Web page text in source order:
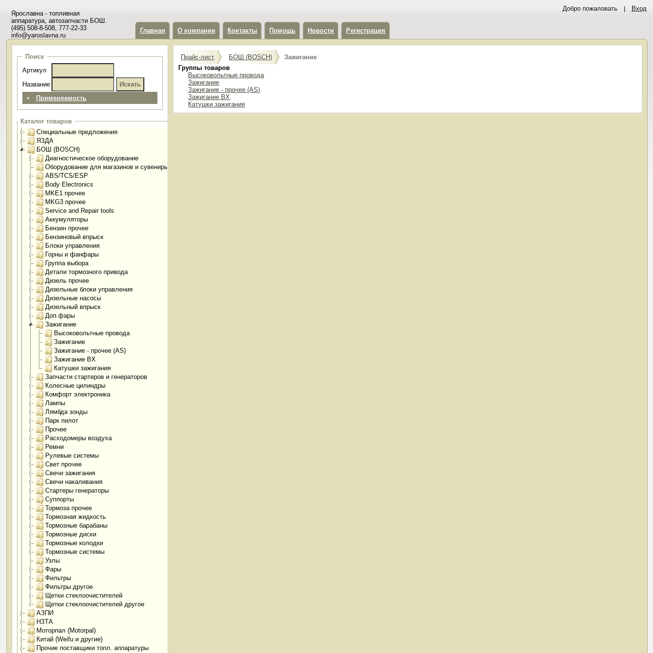
Добро пожаловать Вход
Ярославна - топливная
аппаратура, автозапчасти БОШ.
(495) 508-8-508, 777-22-33
info@yaroslavna.ru
Главная О компании Контакты Помощь Новости Регистрация
Поиск
Артикул
Название
Применяемость
Каталог товаров
Специальные предложения
ЯЗДА
БОШ (BOSCH)
Диагностическое оборудование
Оборудование для магазинов и сувениры
ABS/TCS/ESP
Body Electronics
MKE1 прочее
MKG3 прочее
Service and Repair tools
Аккумуляторы
Бензин прочее
Бензиновый впрыск
Блоки управления
Горны и фанфары
Группа выбора
Детали тормозного привода
Дизель прочее
Дизельные блоки управления
Дизельные насосы
Дизельный впрыск
Доп.фары
Зажигание
Высоковольтные провода
Зажигание
Зажигание - прочее (AS)
Зажигание BX
Катушки зажигания
Запчасти стартеров и генераторов
Колесные цилиндры
Комфорт электроника
Лампы
Лямбда зонды
Парк пилот
Прочее
Расходомеры воздуха
Ремни
Рулевые системы
Свет прочее
Свечи зажигания
Свечи накаливания
Стартеры генераторы
Суппорты
Тормоза прочее
Тормозная жидкость
Тормозные барабаны
Тормозные диски
Тормозные колодки
Тормозные системы
Узлы
Фары
Фильтры
Фильтры другое
Щетки стеклоочистителей
Щетки стеклоочистителей другое
АЗПИ
НЗТА
Моторпал (Motorpal)
Китай (Weifu и другие)
Прочие поставщики топл. аппаратуры
Прайс-лист БОШ (BOSCH)
Зажигание
Группы товаров
Высоковольтные провода
Зажигание
Зажигание - прочее (AS)
Зажигание BX
Катушки зажигания